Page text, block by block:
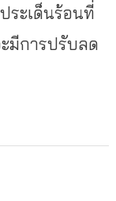
ระเด็นร้อนที่
มีการปรับลด